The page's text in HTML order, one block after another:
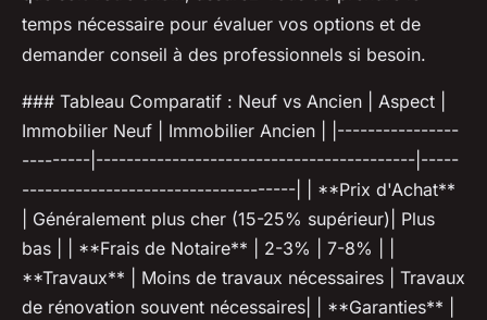
temps nécessaire pour évaluer vos options et de
demander conseil à des professionnels si besoin.
### Tableau Comparatif : Neuf vs Ancien | Aspect |
Immobilier Neuf | Immobilier Ancien | |----------------
---------|------------------------------------------|-----
------------------------------------| | **Prix d'Achat**
| Généralement plus cher (15-25% supérieur)| Plus
bas | | **Frais de Notaire** | 2-3% | 7-8% | |
**Travaux** | Moins de travaux nécessaires | Travaux
de rénovation souvent nécessaires| | **Garanties** |